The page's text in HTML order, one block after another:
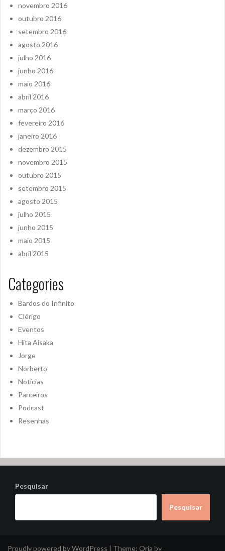
novembro 2016
outubro 2016
setembro 2016
agosto 2016
julho 2016
junho 2016
maio 2016
abril 2016
março 2016
fevereiro 2016
janeiro 2016
dezembro 2015
novembro 2015
outubro 2015
setembro 2015
agosto 2015
julho 2015
junho 2015
maio 2015
abril 2015
Categories
Bardos do Infinito
Clérigo
Eventos
Hita Aisaka
Jorge
Norberto
Notícias
Parceiros
Podcast
Resenhas
Pesquisar
Pesquisar
Proudly powered by WordPress | Theme: Oria by